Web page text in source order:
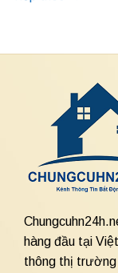
hàng đầu tại
thông thị trường